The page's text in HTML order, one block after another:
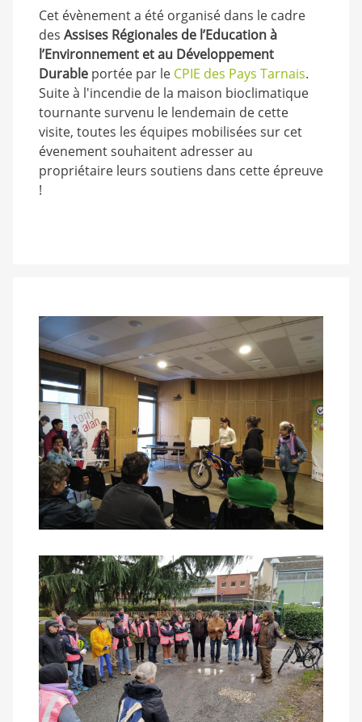
Cet évènement a été organisé dans le cadre
des Assises Régionales de l’Education à
l’Environnement et au Développement
Durable portée par le CPIE des Pays Tarnais.
Suite à l'incendie de la maison bioclimatique
tournante survenu le lendemain de cette
visite, toutes les équipes mobilisées sur cet
évenement souhaitent adresser au
propriétaire leurs soutiens dans cette épreuve
!